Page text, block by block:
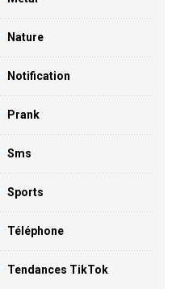
Nature
Notification
Prank
Sms
Sports
Téléphone
Tendances TikTok